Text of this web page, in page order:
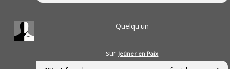
Quelqu'un
sur Jeûner en Paix